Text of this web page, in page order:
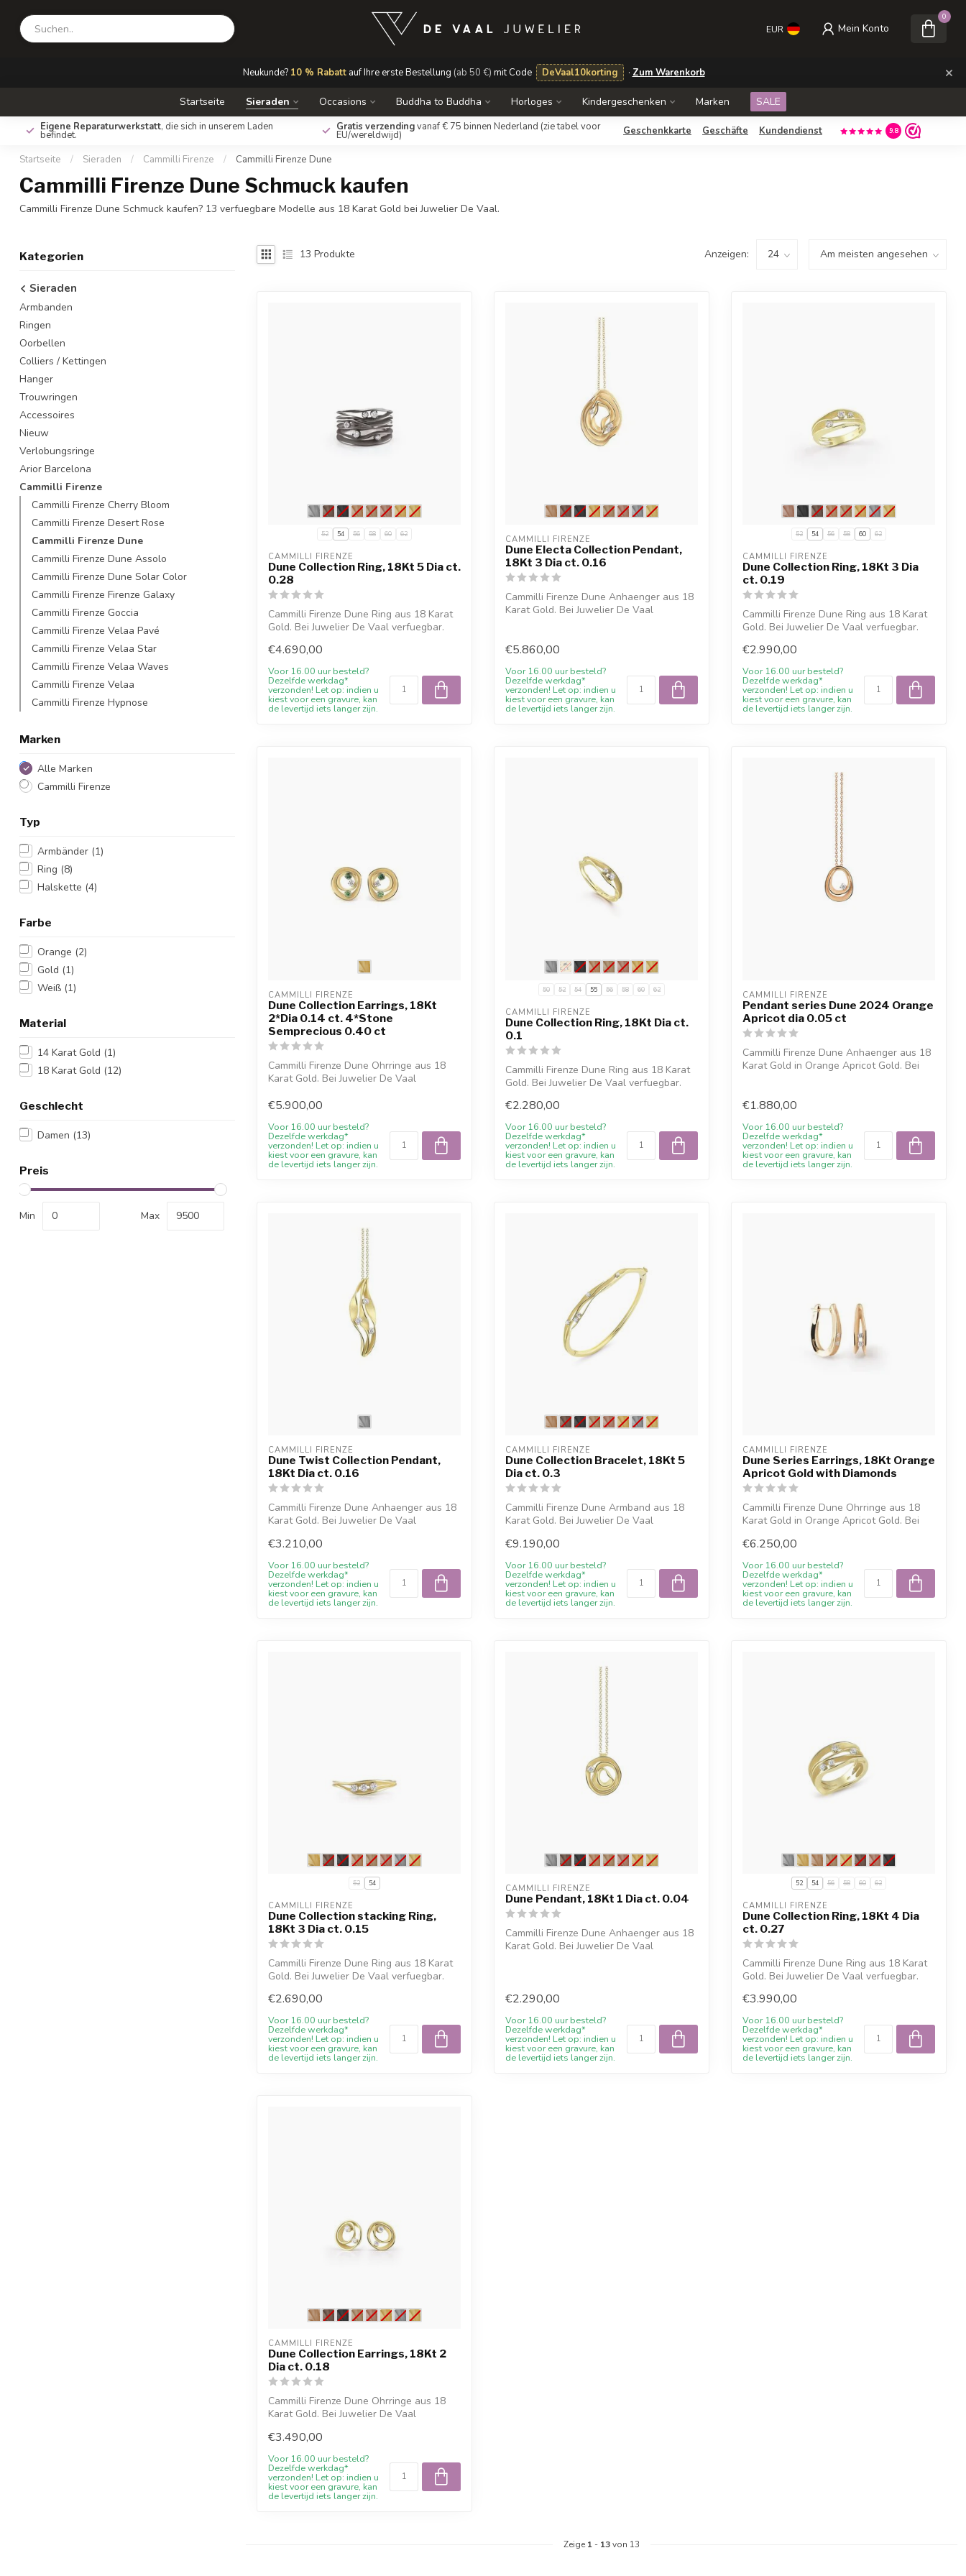
Neukunde? 10 % Rabattauf Ihre erste Bestellung (ab 50 €) mit Code DeVaal10korting · Zum Warenkorb ×
EUR Mein Konto
0
Startseite Sieraden Occasions Buddha to Buddha Horloges Kindergeschenken Marken SALE
Eigene Reparaturwerkstatt, die sich in unserem Laden
befindet.
Gratis verzendingvanaf € 75 binnen Nederland (zie tabel voor
EU/wereldwijd) Geschenkkarte Geschäfte Kundendienst 9.8
Startseite / Sieraden / Cammilli Firenze / Cammilli Firenze Dune
Cammilli Firenze Dune Schmuck kaufen
Cammilli Firenze Dune Schmuck kaufen? 13 verfuegbare Modelle aus 18 Karat Gold bei Juwelier De Vaal.
Kategorien
Sieraden
Armbanden
Ringen
Oorbellen
Colliers / Kettingen
Hanger
Trouwringen
Accessoires
Nieuw
Verlobungsringe
Arior Barcelona
Cammilli Firenze
Cammilli Firenze Cherry Bloom
Cammilli Firenze Desert Rose
Cammilli Firenze Dune
Cammilli Firenze Dune Assolo
Cammilli Firenze Dune Solar Color
Cammilli Firenze Firenze Galaxy
Cammilli Firenze Goccia
Cammilli Firenze Velaa Pavé
Cammilli Firenze Velaa Star
Cammilli Firenze Velaa Waves
Cammilli Firenze Velaa
Cammilli Firenze Hypnose
Marken
Alle Marken
Cammilli Firenze
Typ
Armbänder (1)
Ring (8)
Halskette (4)
Farbe
Orange (2)
Gold (1)
Weiß (1)
Material
14 Karat Gold (1)
18 Karat Gold (12)
Geschlecht
Damen (13)
Preis
Min Max
13 Produkte Anzeigen:
52 54 56 58 60 62
CAMMILLI FIRENZE
Dune Collection Ring, 18Kt 5 Dia ct.
0.28
Cammilli Firenze Dune Ring aus 18 Karat
Gold. Bei Juwelier De Vaal verfuegbar.
€4.690,00
Voor 16.00 uur besteld?
Dezelfde werkdag*
verzonden! Let op: indien u
kiest voor een gravure, kan
de levertijd iets langer zijn.
CAMMILLI FIRENZE
Dune Electa Collection Pendant,
18Kt 3 Dia ct. 0.16
Cammilli Firenze Dune Anhaenger aus 18
Karat Gold. Bei Juwelier De Vaal
€5.860,00
Voor 16.00 uur besteld?
Dezelfde werkdag*
verzonden! Let op: indien u
kiest voor een gravure, kan
de levertijd iets langer zijn.
52 54 56 58 60 62
CAMMILLI FIRENZE
Dune Collection Ring, 18Kt 3 Dia
ct. 0.19
Cammilli Firenze Dune Ring aus 18 Karat
Gold. Bei Juwelier De Vaal verfuegbar.
€2.990,00
Voor 16.00 uur besteld?
Dezelfde werkdag*
verzonden! Let op: indien u
kiest voor een gravure, kan
de levertijd iets langer zijn.
CAMMILLI FIRENZE
Dune Collection Earrings, 18Kt
2*Dia 0.14 ct. 4*Stone
Semprecious 0.40 ct
Cammilli Firenze Dune Ohrringe aus 18
Karat Gold. Bei Juwelier De Vaal
€5.900,00
Voor 16.00 uur besteld?
Dezelfde werkdag*
verzonden! Let op: indien u
kiest voor een gravure, kan
de levertijd iets langer zijn.
50 52 54 55 56 58 60 62
CAMMILLI FIRENZE
Dune Collection Ring, 18Kt Dia ct.
0.1
Cammilli Firenze Dune Ring aus 18 Karat
Gold. Bei Juwelier De Vaal verfuegbar.
€2.280,00
Voor 16.00 uur besteld?
Dezelfde werkdag*
verzonden! Let op: indien u
kiest voor een gravure, kan
de levertijd iets langer zijn.
CAMMILLI FIRENZE
Pendant series Dune 2024 Orange
Apricot dia 0.05 ct
Cammilli Firenze Dune Anhaenger aus 18
Karat Gold in Orange Apricot Gold. Bei
€1.880,00
Voor 16.00 uur besteld?
Dezelfde werkdag*
verzonden! Let op: indien u
kiest voor een gravure, kan
de levertijd iets langer zijn.
CAMMILLI FIRENZE
Dune Twist Collection Pendant,
18Kt Dia ct. 0.16
Cammilli Firenze Dune Anhaenger aus 18
Karat Gold. Bei Juwelier De Vaal
€3.210,00
Voor 16.00 uur besteld?
Dezelfde werkdag*
verzonden! Let op: indien u
kiest voor een gravure, kan
de levertijd iets langer zijn.
CAMMILLI FIRENZE
Dune Collection Bracelet, 18Kt 5
Dia ct. 0.3
Cammilli Firenze Dune Armband aus 18
Karat Gold. Bei Juwelier De Vaal
€9.190,00
Voor 16.00 uur besteld?
Dezelfde werkdag*
verzonden! Let op: indien u
kiest voor een gravure, kan
de levertijd iets langer zijn.
CAMMILLI FIRENZE
Dune Series Earrings, 18Kt Orange
Apricot Gold with Diamonds
Cammilli Firenze Dune Ohrringe aus 18
Karat Gold in Orange Apricot Gold. Bei
€6.250,00
Voor 16.00 uur besteld?
Dezelfde werkdag*
verzonden! Let op: indien u
kiest voor een gravure, kan
de levertijd iets langer zijn.
52 54
CAMMILLI FIRENZE
Dune Collection stacking Ring,
18Kt 3 Dia ct. 0.15
Cammilli Firenze Dune Ring aus 18 Karat
Gold. Bei Juwelier De Vaal verfuegbar.
€2.690,00
Voor 16.00 uur besteld?
Dezelfde werkdag*
verzonden! Let op: indien u
kiest voor een gravure, kan
de levertijd iets langer zijn.
CAMMILLI FIRENZE
Dune Pendant, 18Kt 1 Dia ct. 0.04
Cammilli Firenze Dune Anhaenger aus 18
Karat Gold. Bei Juwelier De Vaal
€2.290,00
Voor 16.00 uur besteld?
Dezelfde werkdag*
verzonden! Let op: indien u
kiest voor een gravure, kan
de levertijd iets langer zijn.
52 54 56 58 60 62
CAMMILLI FIRENZE
Dune Collection Ring, 18Kt 4 Dia
ct. 0.27
Cammilli Firenze Dune Ring aus 18 Karat
Gold. Bei Juwelier De Vaal verfuegbar.
€3.990,00
Voor 16.00 uur besteld?
Dezelfde werkdag*
verzonden! Let op: indien u
kiest voor een gravure, kan
de levertijd iets langer zijn.
CAMMILLI FIRENZE
Dune Collection Earrings, 18Kt 2
Dia ct. 0.18
Cammilli Firenze Dune Ohrringe aus 18
Karat Gold. Bei Juwelier De Vaal
€3.490,00
Voor 16.00 uur besteld?
Dezelfde werkdag*
verzonden! Let op: indien u
kiest voor een gravure, kan
de levertijd iets langer zijn.
Zeige 1 - 13von 13